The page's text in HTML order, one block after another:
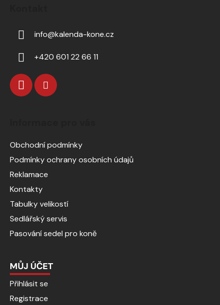
info@kalenda-kone.cz
+420 601 22 66 11
Obchodní podmínky
Podmínky ochrany osobních údajů
Reklamace
Kontakty
Tabulky velikostí
Sedlářský servis
Pasování sedel pro koně
MŮJ ÚČET
Přihlásit se
Registrace